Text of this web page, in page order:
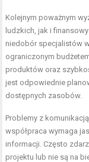
Kolejnym poważnym
ludzkich, jak i
niedobór specjalistów
ograniczonym
produktów oraz
jest odpowiednie
dostępnych zasobów.
Problemy z
współpraca wymaga
informacji. Często
projektu lub nie są na